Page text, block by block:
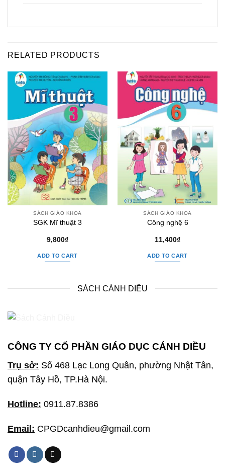
RELATED PRODUCTS
SÁCH GIÁO KHOA
SGK Mĩ thuật 3
9,800₫
ADD TO CART
SÁCH GIÁO KHOA
Công nghệ 6
11,400₫
ADD TO CART
SÁCH CÁNH DIỀU
CÔNG TY CỔ PHẦN GIÁO DỤC CÁNH DIỀU
Trụ sở: Số 468 Lạc Long Quân, phường Nhật Tân,
quận Tây Hồ, TP.Hà Nội.
Hotline: 0911.87.8386
Email: CPGDcanhdieu@gmail.com